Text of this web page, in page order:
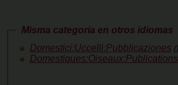
Misma categoria en otros idiomas
Domestici:Uccelli:Pubblicaziones ()
Domestiques:Oiseaux:Publications